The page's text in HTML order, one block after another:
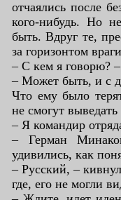
отчаялись после
кого-нибудь. Но
быть. Вдруг те,
за горизонтом
– С кем я говорю?
– Может быть, и с
Что ему было
не смогут
– Я командир
– Герман
удивились, как
– Русский, –
где, его не могли